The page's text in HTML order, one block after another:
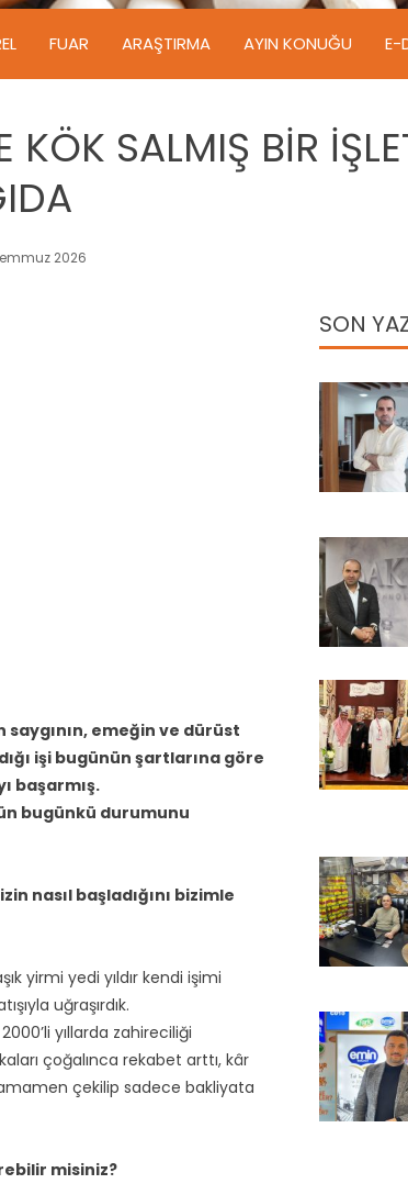
FUAR ARAŞTIRMA AYIN KONUĞU E-
KÖK SALMIŞ BİR
2026
emeğin ve dürüst
işi bugünün şartlarına göre
başarmış.
bugünkü durumunu
nasıl başladığını bizimle
yirmi yedi yıldır kendi işimi
uğraşırdık.
yıllarda zahireciliği
çoğalınca rekabet arttı, kâr
çekilip sadece bakliyata
misiniz?
SON